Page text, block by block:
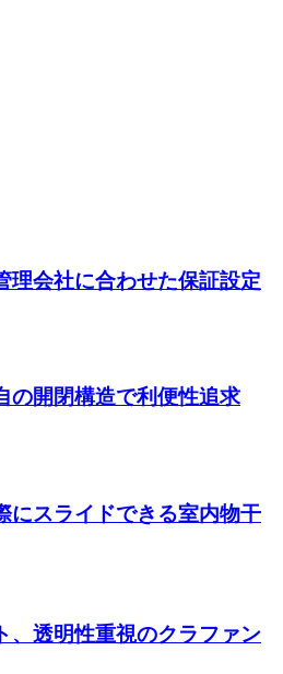
理会社に合わせた保証設定
の開閉構造で利便性追求
にスライドできる室内物干
、透明性重視のクラファン